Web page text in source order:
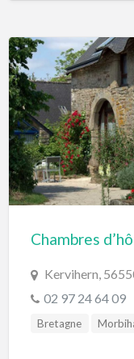
Kervihern,
02 97 24 64 09
Bretagne